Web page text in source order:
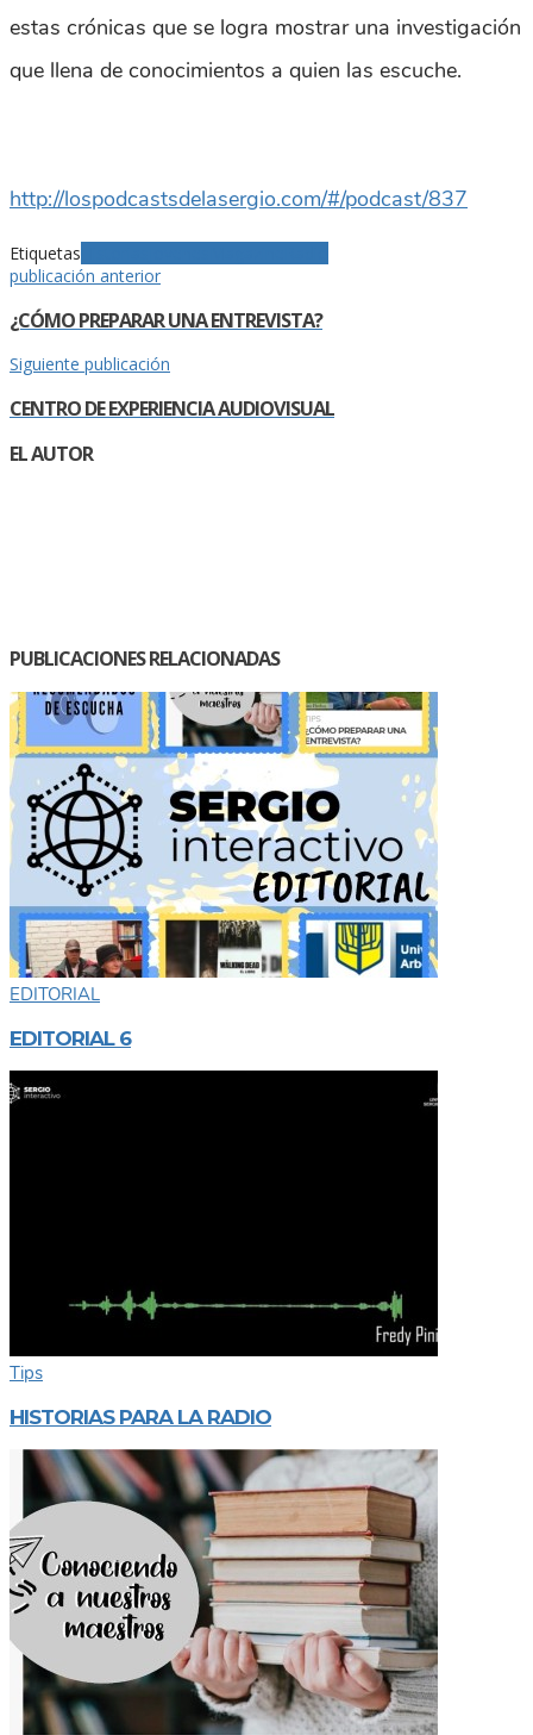
estas crónicas que se logra mostrar una investigación
que llena de conocimientos a quien las escuche.
http://lospodcastsdelasergio.com/#/podcast/837
Etiquetas
publicación anterior
¿CÓMO PREPARAR UNA ENTREVISTA?
Siguiente publicación
CENTRO DE EXPERIENCIA AUDIOVISUAL
EL AUTOR
PUBLICACIONES RELACIONADAS
EDITORIAL
EDITORIAL 6
Tips
HISTORIAS PARA LA RADIO